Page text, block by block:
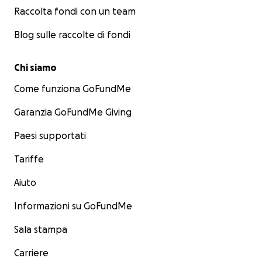
Raccolta fondi con un team
Blog sulle raccolte di fondi
Chi siamo
Come funziona GoFundMe
Garanzia GoFundMe Giving
Paesi supportati
Tariffe
Aiuto
Informazioni su GoFundMe
Sala stampa
Carriere